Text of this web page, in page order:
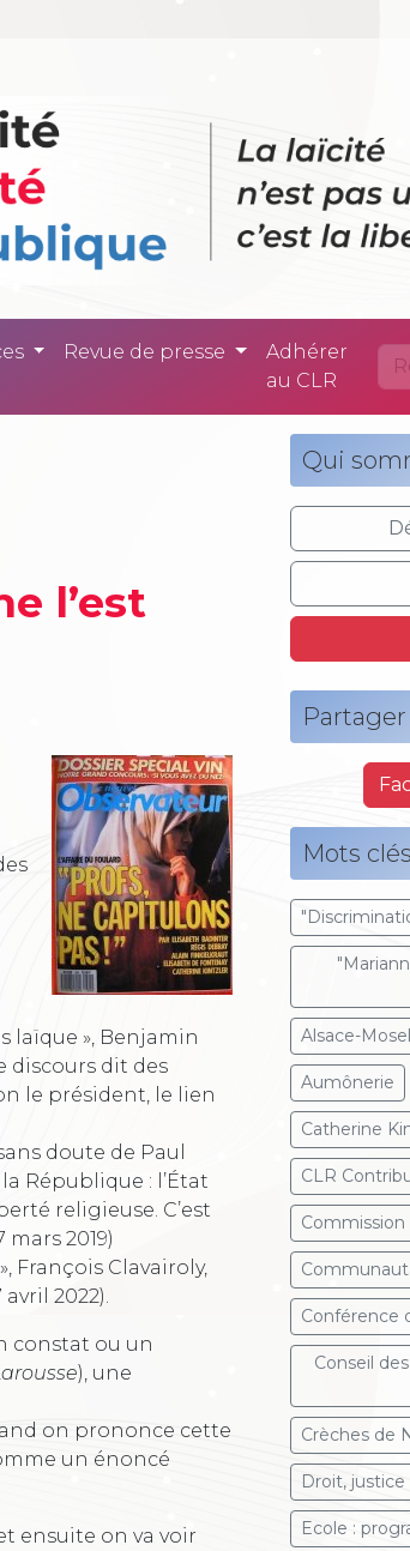
-
Revue de presse
Adhérer
au CLR
l’est
laïque », Benjamin
discours dit des
le président, le lien
doute de Paul
République : l’État
religieuse. C’est
2019)
François Clavairoly,
avril 2022).
constat ou un
), une
on prononce cette
un énoncé
ensuite on va voir
Qui
Partager
Mots clés
Alsace-
Aumônerie
Catherine
CLR
Commission
Conférence
Conseil
Crèches de
Droit, justice
Ecole :